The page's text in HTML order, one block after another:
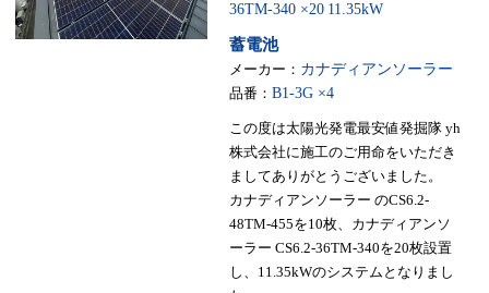
36TM-340 ×20 11.35kW
蓄電池
メーカー： カナディアンソーラー
品番： B1-3G ×4
この度は太陽光発電最安値発掘隊 yh
株式会社に施工のご用命をいただき
ましてありがとうございました。
カナディアンソーラー のCS6.2-
48TM-455を10枚、カナディアンソ
ーラー CS6.2-36TM-340を20枚設置
し、11.35kWのシステムとなりまし